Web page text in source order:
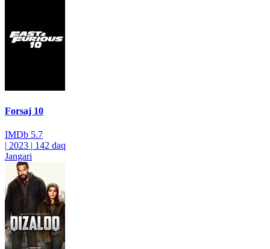
Forsaj 10
IMDb 5.7
| 2023 | 142 daq
Jangari